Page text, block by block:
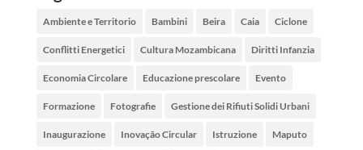
Ambiente e Territorio Bambini Beira Caia Ciclone
Conflitti Energetici Cultura Mozambicana Diritti Infanzia
Economia Circolare Educazione prescolare Evento
Formazione Fotografie Gestione dei Rifiuti Solidi Urbani
Inaugurazione Inovação Circular Istruzione Maputo